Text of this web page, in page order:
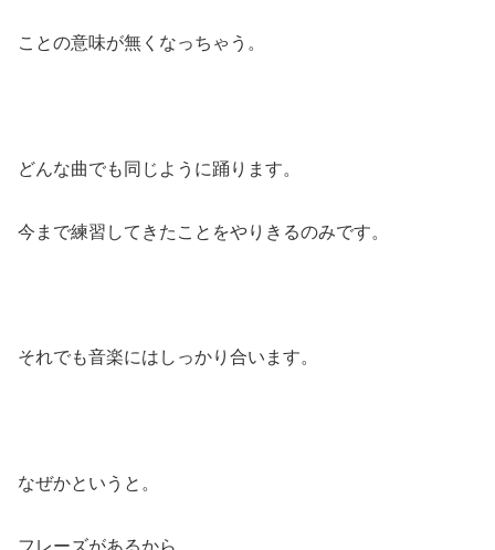
ことの意味が無くなっちゃう。
どんな曲でも同じように踊ります。
今まで練習してきたことをやりきるのみです。
それでも音楽にはしっかり合います。
なぜかというと。
フレーズがあるから。